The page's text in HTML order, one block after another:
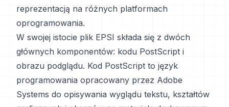
reprezentacją na różnych platformach
oprogramowania.
W swojej istocie plik EPSI składa się z dwóch
głównych komponentów: kodu PostScript i
obrazu podglądu. Kod PostScript to język
programowania opracowany przez Adobe
Systems do opisywania wyglądu tekstu, kształtów